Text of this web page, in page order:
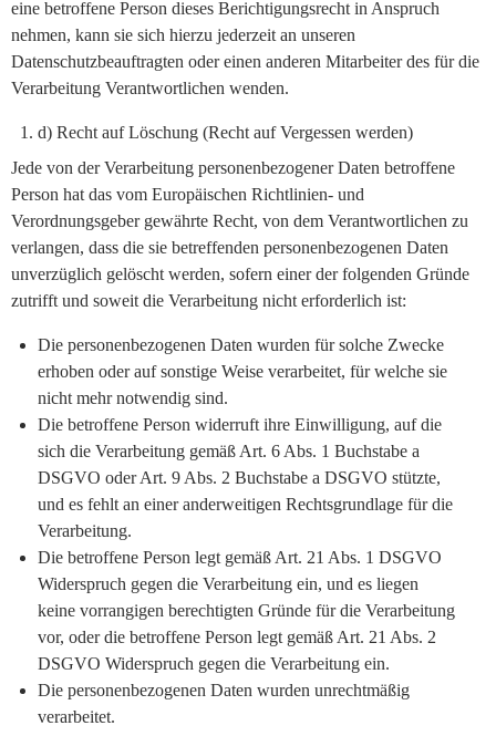
eine betroffene Person dieses Berichtigungsrecht in Anspruch
nehmen, kann sie sich hierzu jederzeit an unseren
Datenschutzbeauftragten oder einen anderen Mitarbeiter des für die
Verarbeitung Verantwortlichen wenden.
d) Recht auf Löschung (Recht auf Vergessen werden)
Jede von der Verarbeitung personenbezogener Daten betroffene
Person hat das vom Europäischen Richtlinien- und
Verordnungsgeber gewährte Recht, von dem Verantwortlichen zu
verlangen, dass die sie betreffenden personenbezogenen Daten
unverzüglich gelöscht werden, sofern einer der folgenden Gründe
zutrifft und soweit die Verarbeitung nicht erforderlich ist:
Die personenbezogenen Daten wurden für solche Zwecke
erhoben oder auf sonstige Weise verarbeitet, für welche sie
nicht mehr notwendig sind.
Die betroffene Person widerruft ihre Einwilligung, auf die
sich die Verarbeitung gemäß Art. 6 Abs. 1 Buchstabe a
DSGVO oder Art. 9 Abs. 2 Buchstabe a DSGVO stützte,
und es fehlt an einer anderweitigen Rechtsgrundlage für die
Verarbeitung.
Die betroffene Person legt gemäß Art. 21 Abs. 1 DSGVO
Widerspruch gegen die Verarbeitung ein, und es liegen
keine vorrangigen berechtigten Gründe für die Verarbeitung
vor, oder die betroffene Person legt gemäß Art. 21 Abs. 2
DSGVO Widerspruch gegen die Verarbeitung ein.
Die personenbezogenen Daten wurden unrechtmäßig
verarbeitet.